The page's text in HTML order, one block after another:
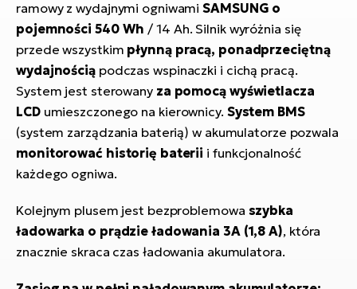
ramowy z wydajnymi ogniwamiSAMSUNG o
pojemności 540 Wh / 14 Ah. Silnik wyróżnia się
przede wszystkim płynną pracą, ponadprzeciętną
wydajnością podczas wspinaczki i cichą pracą.
System jest sterowany za pomocą wyświetlacza
LCD umieszczonego na kierownicy. System BMS
(system zarządzania baterią) w akumulatorze pozwala
monitorować historię baterii i funkcjonalność
każdego ogniwa.
Kolejnym plusem jest bezproblemowa szybka
ładowarka o prądzie ładowania 3A (1,8 A), która
znacznie skraca czas ładowania akumulatora.